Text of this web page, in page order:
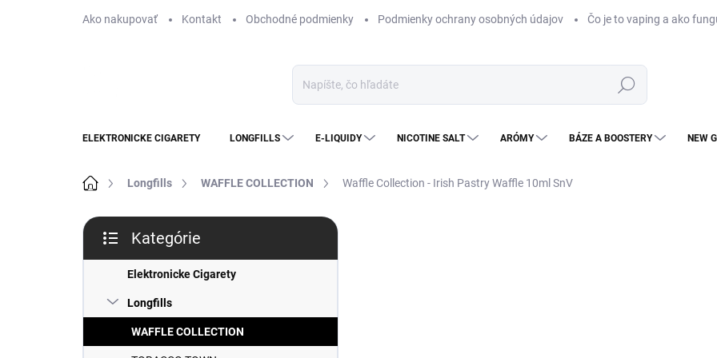
Ako nakupovať Kontakt Obchodné podmienky Podmienky ochrany osobných údajov Čo je to vaping a ako
Hľadať
ELEKTRONICKE CIGARETY LONGFILLS E-LIQUIDY NICOTINE SALT ARÓMY BÁZE A BOOSTERY NEW
DomovLongfills WAFFLE COLLECTION Waffle Collection - Irish Pastry Waffle 10ml SnV
B
č
p
n
kategórie
Kategórie
Elektronicke Cigarety
Longfills
WAFFLE COLLECTION